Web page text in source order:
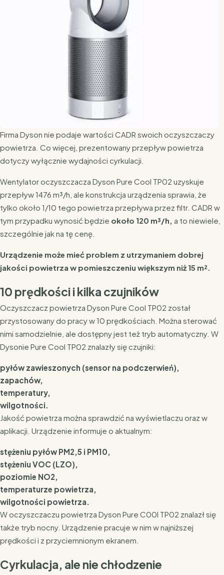
Firma Dyson nie podaje wartości CADR swoich oczyszczaczy
powietrza. Co więcej, prezentowany przepływ powietrza
dotyczy wyłącznie wydajności cyrkulacji.
Wentylator oczyszczacza Dyson Pure Cool TP02 uzyskuje
przepływ 1476 m³/h, ale konstrukcja urządzenia sprawia, że
tylko około 1/10 tego powietrza przepływa przez filtr. CADR w
tym przypadku wynosić będzie około 120 m³/h, a to niewiele,
szczególnie jak na tę cenę.
Urządzenie może mieć problem z utrzymaniem dobrej
jakości powietrza w pomieszczeniu większym niż 15 m².
10 prędkości i kilka czujników
Oczyszczacz powietrza Dyson Pure Cool TP02 został
przystosowany do pracy w 10 prędkościach. Można sterować
nimi samodzielnie, ale dostępny jest też tryb automatyczny. W
Dysonie Pure Cool TP02 znalazły się czujniki:
pyłów zawieszonych (sensor na podczerwień),
zapachów,
temperatury,
wilgotności.
Jakość powietrza można sprawdzić na wyświetlaczu oraz w
aplikacji. Urządzenie informuje o aktualnym:
stężeniu pyłów PM2,5 i PM10,
stężeniu VOC (LZO),
poziomie NO2,
temperaturze powietrza,
wilgotności powietrza.
W oczyszczaczu powietrza Dyson Pure C00l TP02 znalazł się
także tryb nocny. Urządzenie pracuje w nim w najniższej
prędkości i z przyciemnionym ekranem.
Cyrkulacja, ale nie chłodzenie